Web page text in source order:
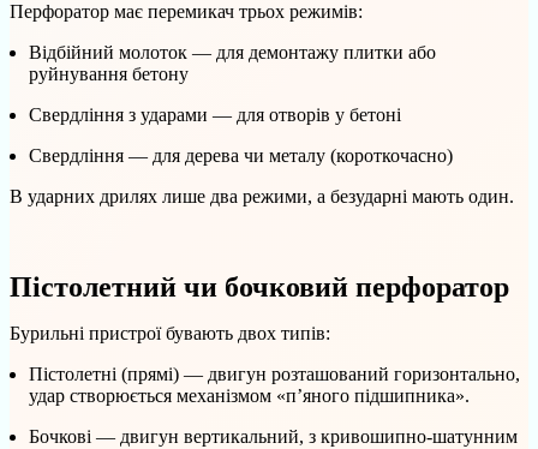
Перфоратор має перемикач трьох режимів:
Відбійний молоток — для демонтажу плитки або
руйнування бетону
Свердління з ударами — для отворів у бетоні
Свердління — для дерева чи металу (короткочасно)
В ударних дрилях лише два режими, а безударні мають один.
Пістолетний чи бочковий перфоратор
Бурильні пристрої бувають двох типів:
Пістолетні (прямі) — двигун розташований горизонтально,
удар створюється механізмом «п’яного підшипника».
Бочкові — двигун вертикальний, з кривошипно-шатунним